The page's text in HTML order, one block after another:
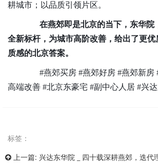
耕城市；以品质引领片区。
在燕郊即是北京的当下，东华院
全新标杆，为城市高阶改善，给出了更
质感的北京答案。
#燕郊买房 #燕郊好房 #燕郊新房
高端改善 #北京东豪宅 #副中心人居 #兴
标签：
上一篇: 兴达东华院 _ 四十载深耕燕郊，迭代